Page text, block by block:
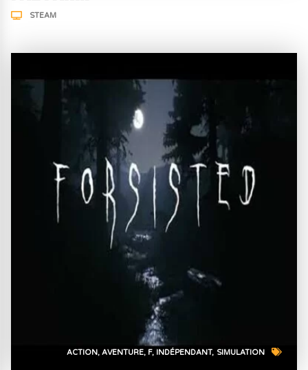
STEAM
ACTION AVENTURE F INDÉPENDANT SIMULATION